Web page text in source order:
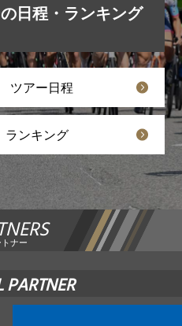
結果
・選手
イド
登録
リー
SERIESとは
日程・ランキング
ツアー日程
ランキング
ナー
PARTNER